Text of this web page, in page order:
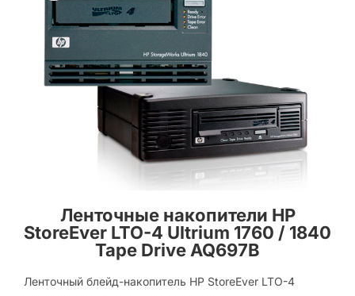
Ленточные накопители HP
StoreEver LTO-4 Ultrium 1760 / 1840
Tape Drive AQ697B
Ленточный блейд-накопитель HP StoreEver LTO-4